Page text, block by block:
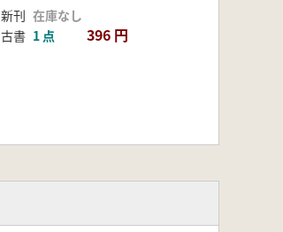
新刊 在庫なし
古書 1 点 396 円